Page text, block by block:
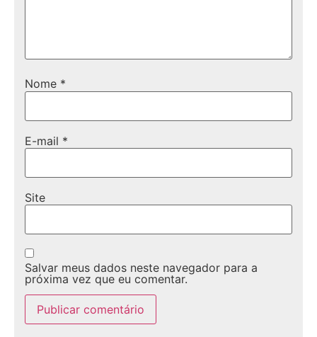
Nome *
E-mail *
Site
Salvar meus dados neste navegador para a
próxima vez que eu comentar.